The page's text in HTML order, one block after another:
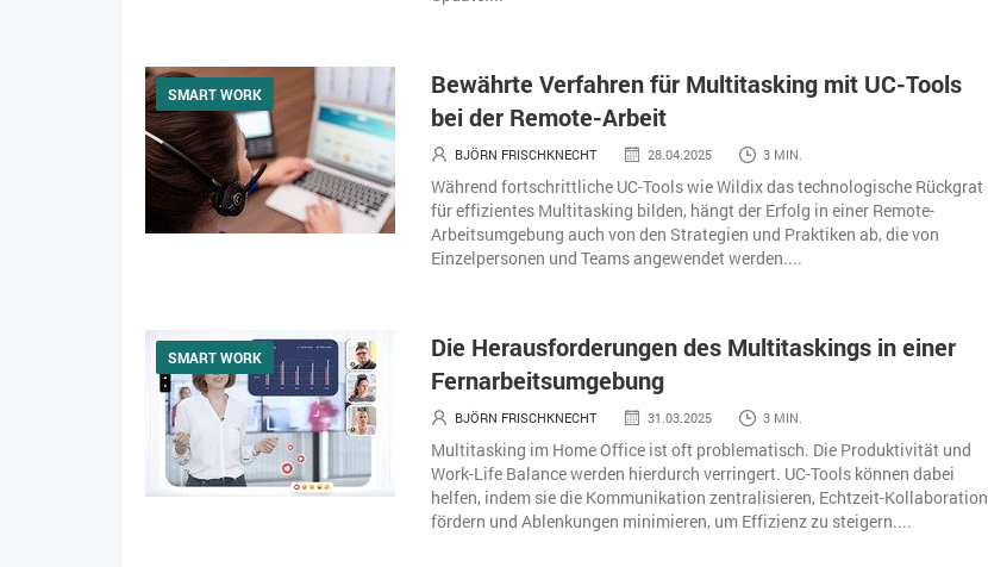
SMART WORK
Bewährte Verfahren für Multitasking mit UC-Tools
bei der Remote-Arbeit
BJÖRN FRISCHKNECHT 28.04.2025 3 MIN.
Während fortschrittliche UC-Tools wie Wildix das technologische Rückgrat
für effizientes Multitasking bilden, hängt der Erfolg in einer Remote-
Arbeitsumgebung auch von den Strategien und Praktiken ab, die von
Einzelpersonen und Teams angewendet werden....
SMART WORK
Die Herausforderungen des Multitaskings in einer
Fernarbeitsumgebung
BJÖRN FRISCHKNECHT 31.03.2025 3 MIN.
Multitasking im Home Office ist oft problematisch. Die Produktivität und
Work-Life Balance werden hierdurch verringert. UC-Tools können dabei
helfen, indem sie die Kommunikation zentralisieren, Echtzeit-Kollaboration
fördern und Ablenkungen minimieren, um Effizienz zu steigern....